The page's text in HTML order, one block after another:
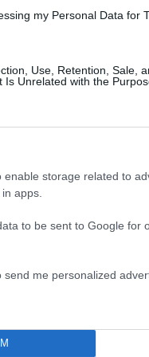
my Personal Data for
Use, Retention, Sale,
Is Unrelated with the
enable storage related to
apps.
to be sent to Google for
me personalized
γράφω λέξεις που
λέξη που γράφω
του! Ήταν ένας
Με βοηθούσε
και πως το
γύρω από τη